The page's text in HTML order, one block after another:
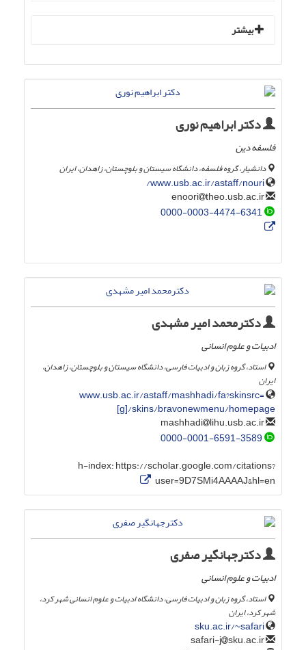
بیشتر
دکتر ابراهیم نوری
فلسفه دین
دانشیار، گروه فلسفه، دانشگاه سیستان و بلوچستان، زاهدان، ایران
www.usb.ac.ir/astaff/nouri/
theo.usb.ac.ir
0000-0003-4474-6341
دکترمحمد امیر مشهدی
ادبیات و علوم انسانی
استاد، گروه زبان و ادبیات فارسی، دانشگاه سیستان و بلوچستان، زاهدان،
ایران
www.usb.ac.ir/astaff/mashhadi/fa?skinsrc=
[g]/skins/bravonewmenu/homepage
lihu.usb.ac.ir
0000-0001-6591-3589
h-index:https://scholar.google.com/citations?
user=9D7SMi4AAAAJ&hl=en
دکترجهانگیر صفری
ادبیات و علوم انسانی
استاد، گروه زبان و ادبیات فارسی، دانشگاه ادبیات و علوم انسانی شهر کرد،
شهر کرد، ایران
sku.ac.ir/~safari
sku.ac.ir